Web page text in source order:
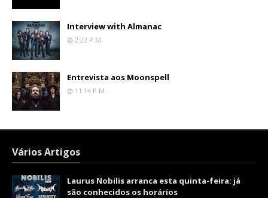
Interview with Almanac
2:22 P.m.
Entrevista aos Moonspell
11:14 P.m.
Vários Artigos
Laurus Nobilis arranca esta quinta-feira: já
são conhecidos os horários